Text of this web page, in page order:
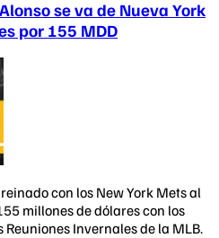
se va de Nueva York
por 155 MDD
con los New York Mets al
millones de dólares con los
Invernales de la MLB.